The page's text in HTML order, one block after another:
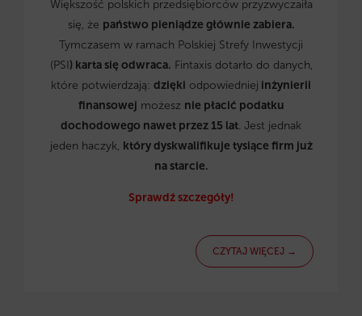
Większość polskich przedsiębiorców przyzwyczaiła
się, że państwo pieniądze głównie zabiera.
Tymczasem w ramach Polskiej Strefy Inwestycji
(PSI) karta się odwraca. Fintaxis dotarło do danych,
które potwierdzają: dzięki odpowiedniej inżynierii
finansowej możesz nie płacić podatku
dochodowego nawet przez 15 lat. Jest jednak
jeden haczyk, który dyskwalifikuje tysiące firm już
na starcie.
Sprawdź szczegóły!
CZYTAJ WIĘCEJ →